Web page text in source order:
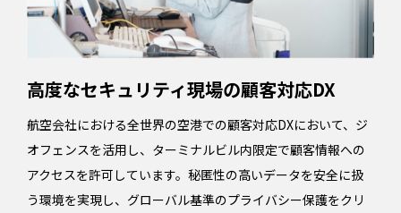
高度なセキュリティ現場の顧客対応DX
航空会社における全世界の空港での顧客対応DXにおいて、ジ
オフェンスを活用し、ターミナルビル内限定で顧客情報への
アクセスを許可しています。秘匿性の高いデータを安全に扱
う環境を実現し、グローバル基準のプライバシー保護をクリ